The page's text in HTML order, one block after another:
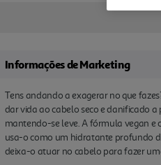
Informações de Marketing
Tens andando a exagerar no que
dar vida ao cabelo seco e danificado
mantendo-se leve. A fórmula vegan e
usa-o como um hidratante profundo
deixa-o atuar no cabelo para fazer